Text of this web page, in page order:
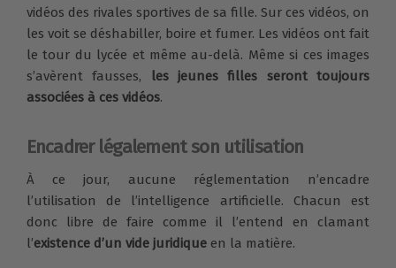
vidéos des rivales sportives de sa fille. Sur ces vidéos, on
les voit se déshabiller, boire et fumer. Les vidéos ont fait
le tour du lycée et même au-delà. Même si ces images
s’avèrent fausses, les jeunes filles seront toujours
associées à ces vidéos.
Encadrer légalement son utilisation
À ce jour, aucune réglementation n’encadre
l’utilisation de l’intelligence artificielle. Chacun est
donc libre de faire comme il l’entend en clamant
l’existence d’un vide juridique en la matière.